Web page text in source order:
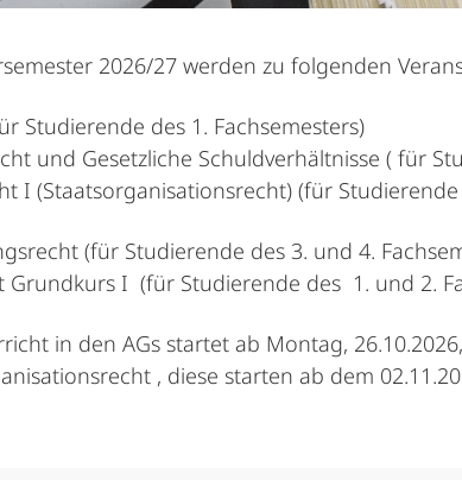
2026/27 werden zu folgenden
Studierende des 1. Fachsemesters)
und Gesetzliche Schuldverhältnisse ( für
I (Staatsorganisationsrecht) (für
(für Studierende des 3. und 4.
Grundkurs I (für Studierende des 1. und 2.
in den AGs startet ab Montag,
, diese starten ab dem